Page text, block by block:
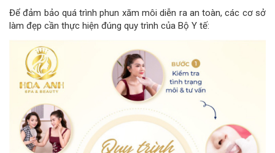
Để đảm bảo quá trình phun xăm môi diễn ra an toàn, các cơ sở
làm đẹp cần thực hiện đúng quy trình của Bộ Y tế: